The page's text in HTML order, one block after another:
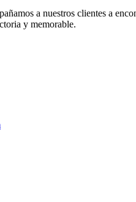
a nuestros clientes a
y memorable.